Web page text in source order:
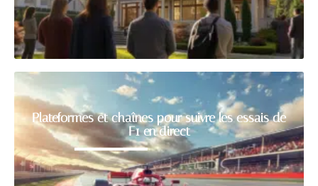
Plateformes et chaînes pour suivre les essais de
F1 en direct